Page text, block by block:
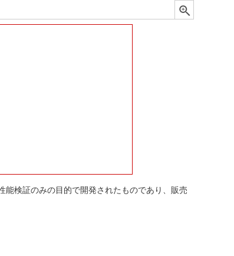
能検証のみの目的で開発されたものであり、販売